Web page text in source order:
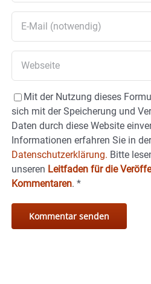
Mit der Nutzung dieses
sich mit der Speicherung und
Daten durch diese Website
Informationen erfahren Sie in der
Datenschutzerklärung. Bitte
unseren Leitfaden für die
Kommentaren. *